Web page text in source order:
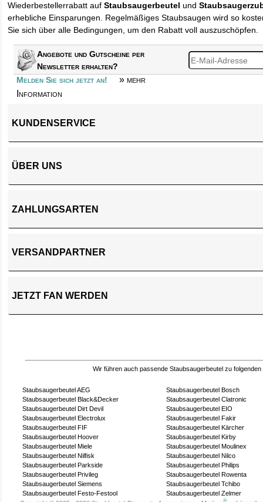
Wiederbestellerrabatt aufStaubsaugerbeutel und
erhebliche Einsparungen. Regelmäßiges Staubsaugen wird so
Sie sich über alle Bedingungen, um den Rabatt voll auszuschöpfen.
Angebote und Gutscheine per
Newsletter erhalten?
Melden Sie sich jetzt an!
» mehr
Information
KUNDENSERVICE
ÜBER UNS
ZAHLUNGSARTEN
VERSANDPARTNER
JETZT FAN WERDEN
Wir führen auch passende Staubsaugerbeutel zu folgenden
Staubsaugerbeutel AEG
Staubsaugerbeutel Bosch
Staubsaugerbeutel Black&Decker
Staubsaugerbeutel Clatronic
Staubsaugerbeutel Dirt Devil
Staubsaugerbeutel EIO
Staubsaugerbeutel Electrolux
Staubsaugerbeutel Fakir
Staubsaugerbeutel FIF
Staubsaugerbeutel Kärcher
Staubsaugerbeutel Hoover
Staubsaugerbeutel Kirby
Staubsaugerbeutel Miele
Staubsaugerbeutel Moulinex
Staubsaugerbeutel Nilfisk
Staubsaugerbeutel Nilco
Staubsaugerbeutel Parkside
Staubsaugerbeutel Philips
Staubsaugerbeutel Privileg
Staubsaugerbeutel Rowenta
Staubsaugerbeutel Siemens
Staubsaugerbeutel Tchibo
Staubsaugerbeutel Festo-Festool
Staubsaugerbeutel Zelmer
®